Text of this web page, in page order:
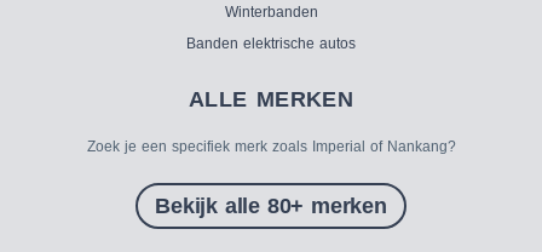
Winterbanden
Banden elektrische autos
ALLE MERKEN
Zoek je een specifiek merk zoals Imperial of Nankang?
Bekijk alle 80+ merken